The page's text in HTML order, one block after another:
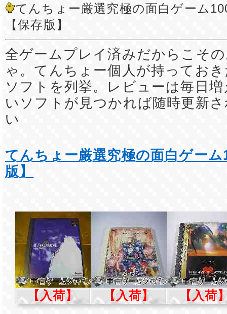
てんちょー厳選究極の面白ゲーム
【保存版】
全ゲームプレイ済みだからこそ
ゃ。てんちょー個人が持ってお
ソフトを列挙。レビューは毎日
いソフトが見つかれば随時更新
い
てんちょー厳選究極の面白ゲー
版】
【入荷】 【入荷】 【入荷